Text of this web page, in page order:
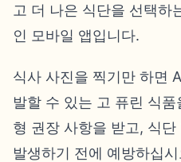
고 더 나은 식단을 선택하
인 모바일 앱입니다.
식사 사진을 찍기만 하면
발할 수 있는 고 퓨린 식
형 권장 사항을 받고, 식
발생하기 전에 예방하십